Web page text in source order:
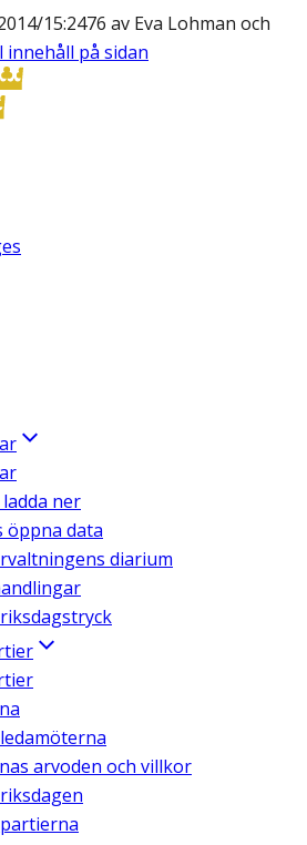
15:2476 av Eva Lohman och
innehåll på sidan
ner
öppna data
diarium
arvoden och villkor